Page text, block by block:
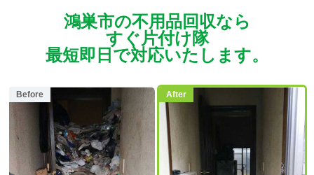
鴻巣市の不用品回収なら
すぐ片付け隊
最短即日で対応いたします。
Before After